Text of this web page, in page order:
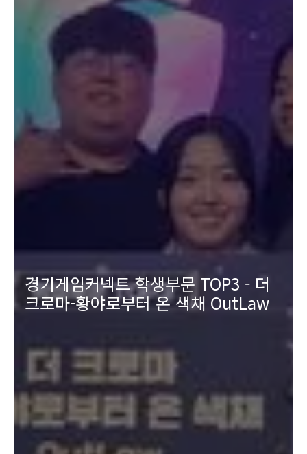
경기게임커넥트 학생부문 TOP3 - 더
크로마-황야로부터 온 색채 OutLaw